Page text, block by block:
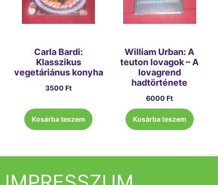
Carla Bardi:
Klasszikus
vegetáriánus konyha
3500Ft
Kosárba teszem
William Urban: A
teuton lovagok – A
lovagrend
hadtörténete
6000Ft
Kosárba teszem